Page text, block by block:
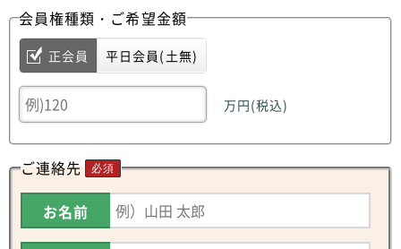
会員権種類・ご希望金額
正会員 平日会員(土無)
万円(税込)
ご連絡先 必須
お名前